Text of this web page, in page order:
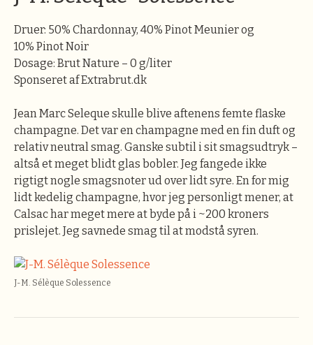
Druer: 50% Chardonnay, 40% Pinot Meunier og
10% Pinot Noir
Dosage: Brut Nature – 0 g/liter
Sponseret af Extrabrut.dk
Jean Marc Seleque skulle blive aftenens femte flaske
champagne. Det var en champagne med en fin duft og
relativ neutral smag. Ganske subtil i sit smagsudtryk –
altså et meget blidt glas bobler. Jeg fangede ikke
rigtigt nogle smagsnoter ud over lidt syre. En for mig
lidt kedelig champagne, hvor jeg personligt mener, at
Calsac har meget mere at byde på i ~200 kroners
prislejet. Jeg savnede smag til at modstå syren.
J-M. Sélèque Solessence